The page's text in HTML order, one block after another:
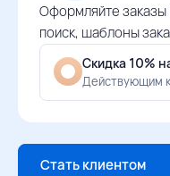
Оформляйте заказы
поиск, шаблоны
Скидка 10%
Действующим
Стать клиентом